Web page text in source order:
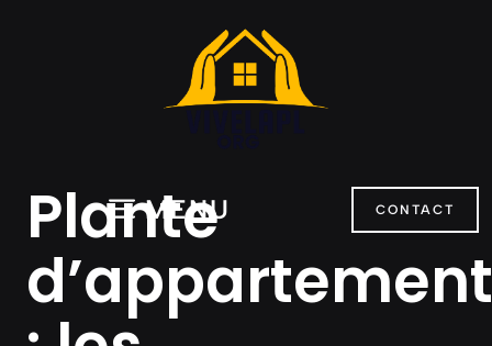
MENU CONTACT
Plante
d’appartement